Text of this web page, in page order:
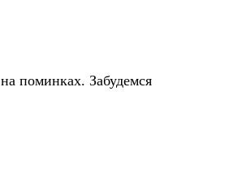
поминках. Забудемся